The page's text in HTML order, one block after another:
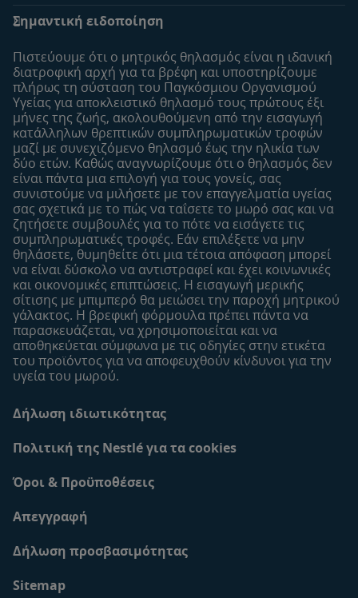
Οι Ειδικοί μας
Συχνές ερωτήσεις
Αναζήτηση
Επικοινώνησε μαζί μας
Σχετικά με εμάς
Η σελίδα μου
Το προφίλ μου
Είσοδος/Εγγραφή
Προϊόντα
Εύρεση προϊόντος
Οι μάρκες μου
Εύρεση καταστήματος
Δείγματα
Σημαντική ειδοποίηση
Πιστεύουμε ότι ο μητρικός θηλασμός είναι η ιδανική
διατροφική αρχή για τα βρέφη και υποστηρίζουμε
πλήρως τη σύσταση του Παγκόσμιου Οργανισμού
Υγείας για αποκλειστικό θηλασμό τους πρώτους έξι
μήνες της ζωής, ακολουθούμενη από την εισαγωγή
κατάλληλων θρεπτικών συμπληρωματικών τροφών
μαζί με συνεχιζόμενο θηλασμό έως την ηλικία των
δύο ετών. Καθώς αναγνωρίζουμε ότι ο θηλασμός δεν
είναι πάντα μια επιλογή για τους γονείς, σας
συνιστούμε να μιλήσετε με τον επαγγελματία υγείας
σας σχετικά με το πώς να ταΐσετε το μωρό σας και να
ζητήσετε συμβουλές για το πότε να εισάγετε τις
συμπληρωματικές τροφές. Εάν επιλέξετε να μην
θηλάσετε, θυμηθείτε ότι μια τέτοια απόφαση μπορεί
να είναι δύσκολο να αντιστραφεί και έχει κοινωνικές
και οικονομικές επιπτώσεις. Η εισαγωγή μερικής
σίτισης με μπιμπερό θα μειώσει την παροχή μητρικού
γάλακτος. Η βρεφική φόρμουλα πρέπει πάντα να
παρασκευάζεται, να χρησιμοποιείται και να
αποθηκεύεται σύμφωνα με τις οδηγίες στην ετικέτα
του προϊόντος για να αποφευχθούν κίνδυνοι για την
υγεία του μωρού.
Δήλωση ιδιωτικότητας
Πολιτική της Nestlé για τα cookies
Όροι & Προϋποθέσεις
Απεγγραφή
Δήλωση προσβασιμότητας
Sitemap